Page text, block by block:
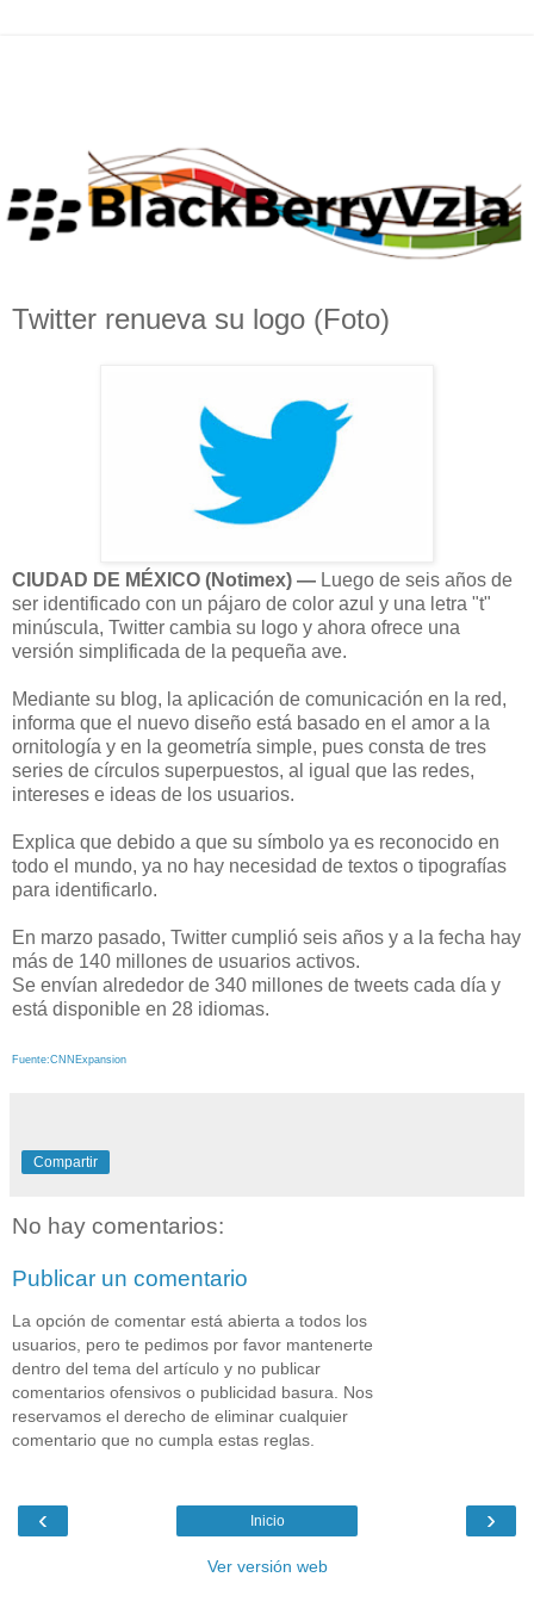
Twitter renueva su logo (Foto)
CIUDAD DE MÉXICO (Notimex) — Luego de seis años de
ser identificado con un pájaro de color azul y una letra "t"
minúscula, Twitter cambia su logo y ahora ofrece una
versión simplificada de la pequeña ave.
Mediante su blog, la aplicación de comunicación en la red,
informa que el nuevo diseño está basado en el amor a la
ornitología y en la geometría simple, pues consta de tres
series de círculos superpuestos, al igual que las redes,
intereses e ideas de los usuarios.
Explica que debido a que su símbolo ya es reconocido en
todo el mundo, ya no hay necesidad de textos o tipografías
para identificarlo.
En marzo pasado, Twitter cumplió seis años y a la fecha hay
más de 140 millones de usuarios activos.
Se envían alrededor de 340 millones de tweets cada día y
está disponible en 28 idiomas.
Fuente:CNNExpansion
Compartir
No hay comentarios:
Publicar un comentario
La opción de comentar está abierta a todos los
usuarios, pero te pedimos por favor mantenerte
dentro del tema del artículo y no publicar
comentarios ofensivos o publicidad basura. Nos
reservamos el derecho de eliminar cualquier
comentario que no cumpla estas reglas.
‹ ›
Inicio
Ver versión web